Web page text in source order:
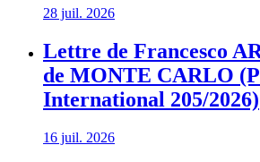
28 juil. 2026
Lettre de Francesco
de MONTE CARLO
International 205/2026)
16 juil. 2026